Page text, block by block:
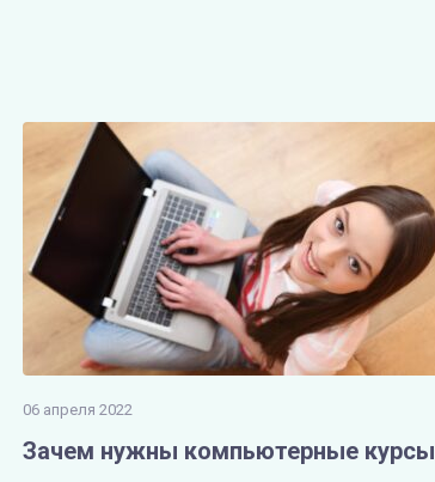
06 апреля 2022
Зачем нужны компьютерные курсы